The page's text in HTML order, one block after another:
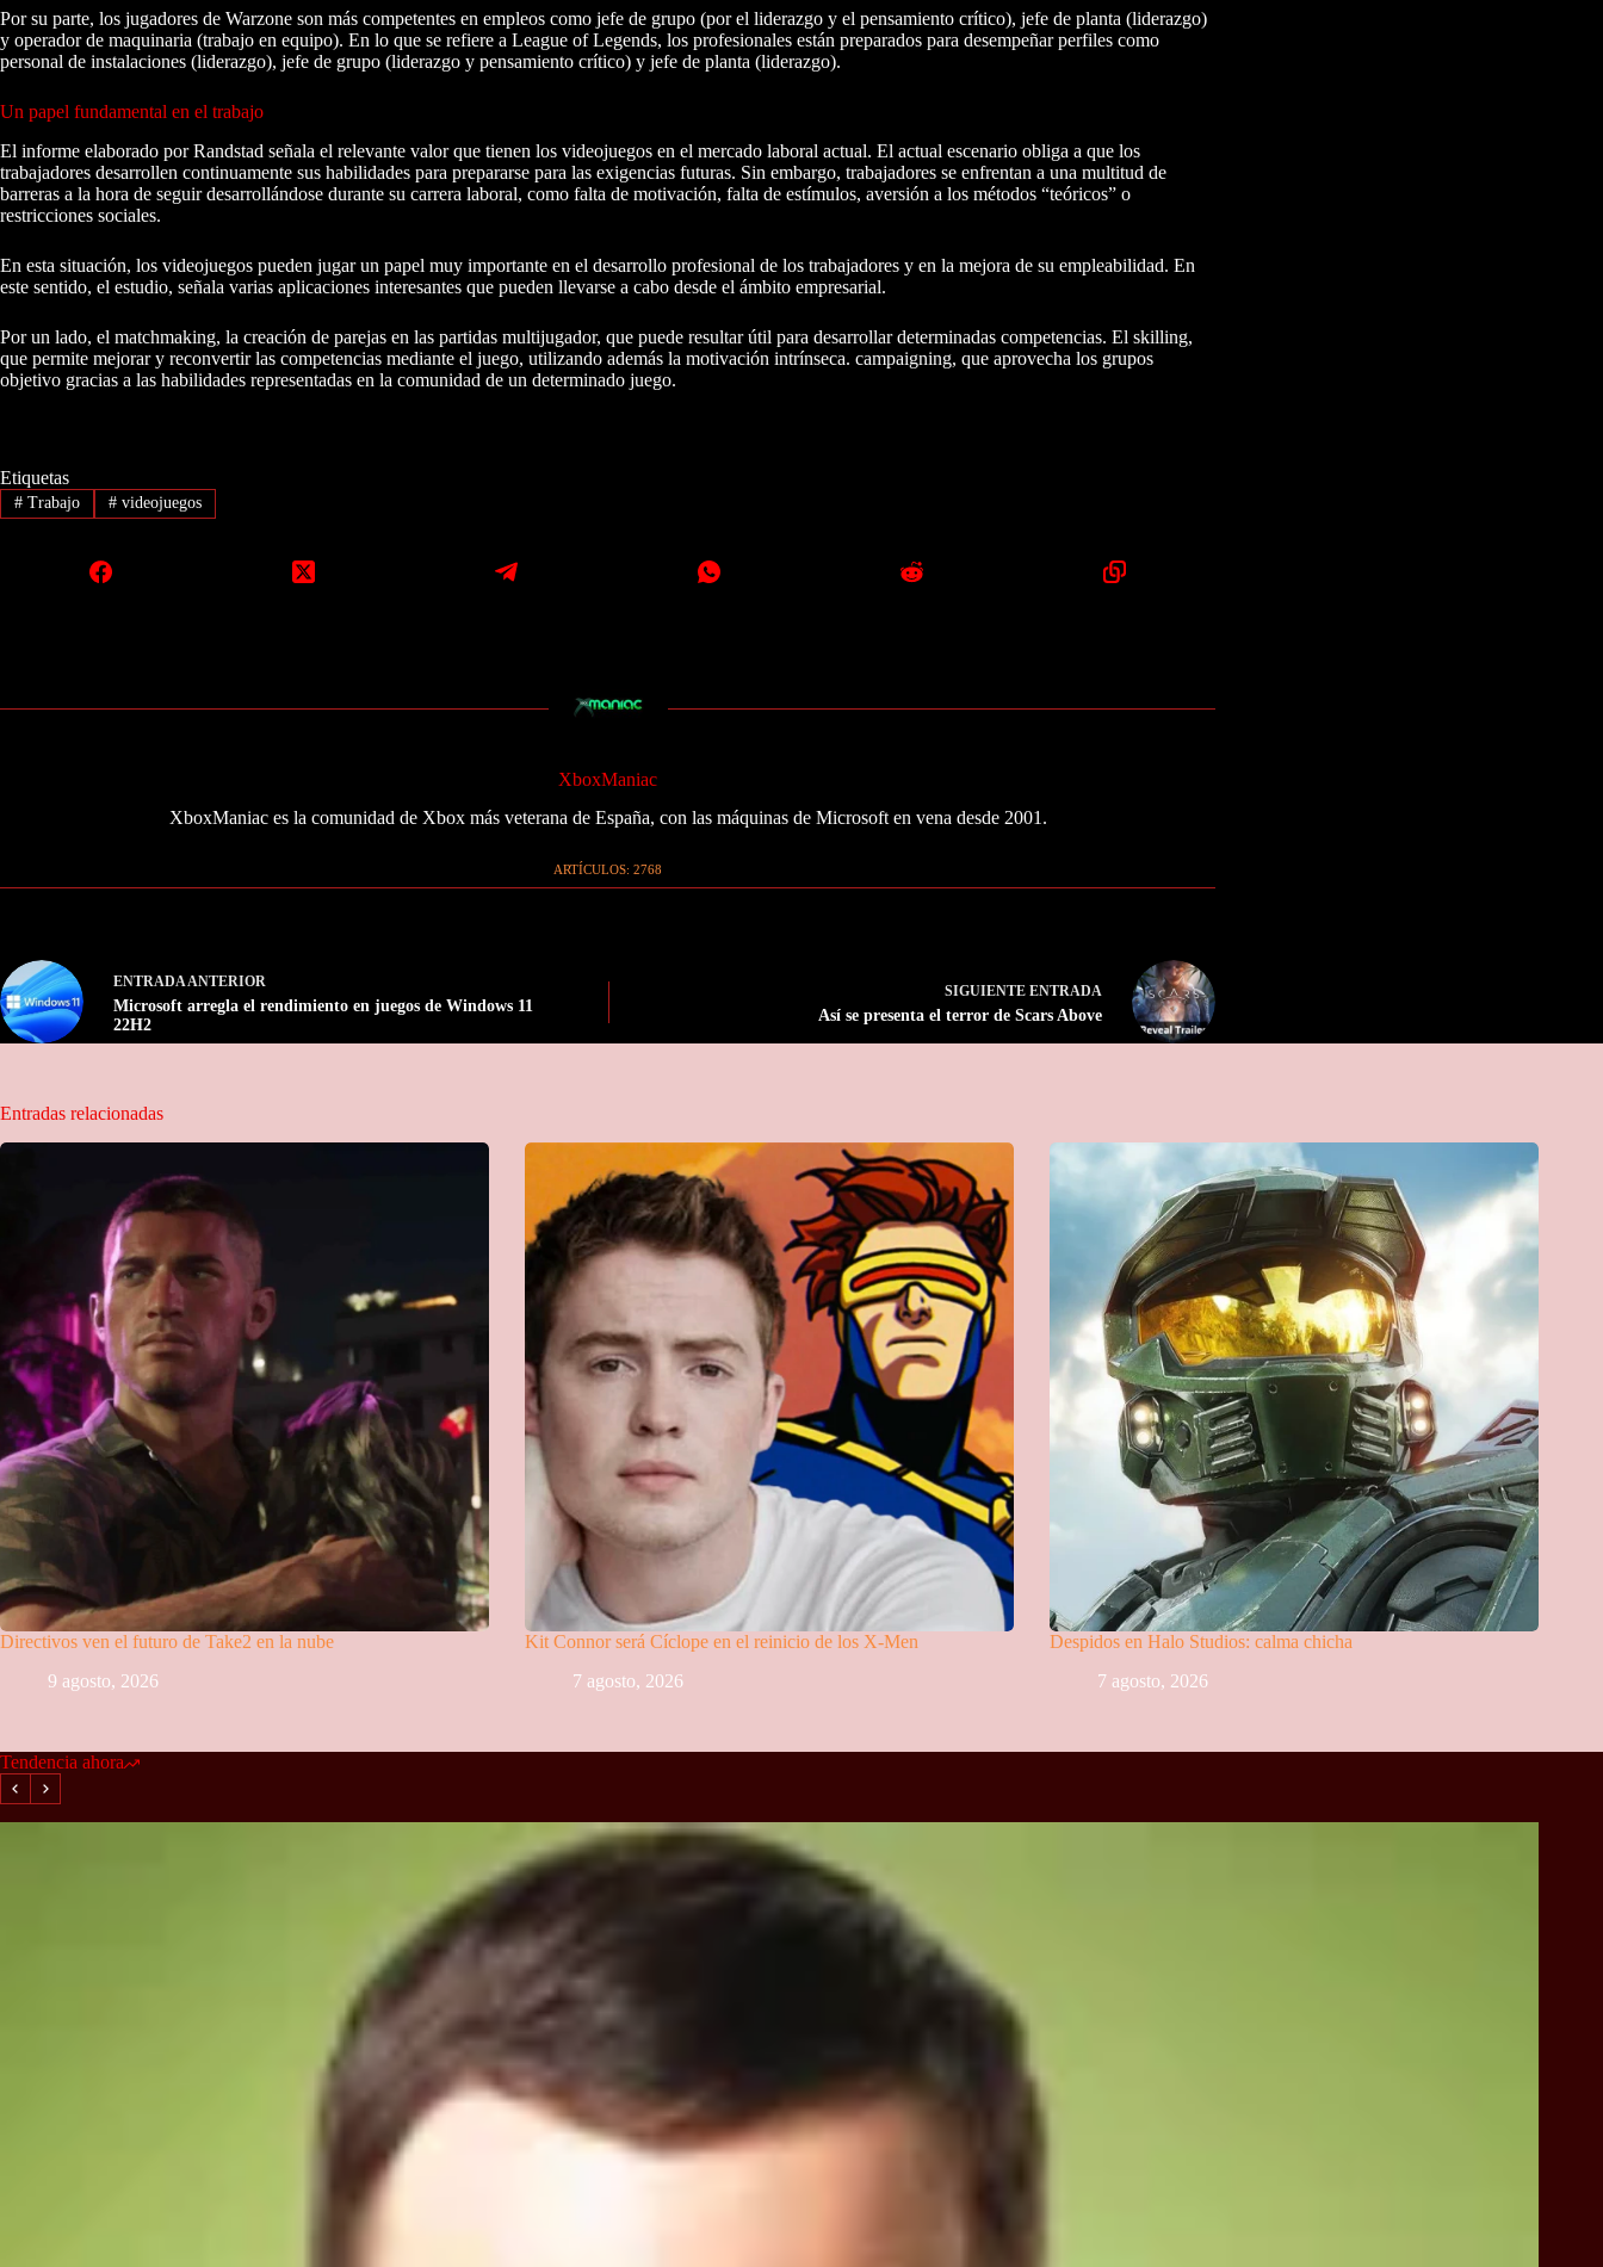
Por su parte, los jugadores de Warzone son más competentes en empleos como jefe de grupo (por el liderazgo y el pensamiento crítico), jefe de planta (liderazgo)
y operador de maquinaria (trabajo en equipo). En lo que se refiere a League of Legends, los profesionales están preparados para desempeñar perfiles como
personal de instalaciones (liderazgo), jefe de grupo (liderazgo y pensamiento crítico) y jefe de planta (liderazgo).
Un papel fundamental en el trabajo
El informe elaborado por Randstad señala el relevante valor que tienen los videojuegos en el mercado laboral actual. El actual escenario obliga a que los
trabajadores desarrollen continuamente sus habilidades para prepararse para las exigencias futuras. Sin embargo, trabajadores se enfrentan a una multitud de
barreras a la hora de seguir desarrollándose durante su carrera laboral, como falta de motivación, falta de estímulos, aversión a los métodos “teóricos” o
restricciones sociales.
En esta situación, los videojuegos pueden jugar un papel muy importante en el desarrollo profesional de los trabajadores y en la mejora de su empleabilidad. En
este sentido, el estudio, señala varias aplicaciones interesantes que pueden llevarse a cabo desde el ámbito empresarial.
Por un lado, el matchmaking, la creación de parejas en las partidas multijugador, que puede resultar útil para desarrollar determinadas competencias. El skilling,
que permite mejorar y reconvertir las competencias mediante el juego, utilizando además la motivación intrínseca. campaigning, que aprovecha los grupos
objetivo gracias a las habilidades representadas en la comunidad de un determinado juego.
Etiquetas
#Trabajo #videojuegos
XboxManiac
XboxManiac es la comunidad de Xbox más veterana de España, con las máquinas de Microsoft en vena desde 2001.
ARTÍCULOS: 2768
ENTRADAANTERIOR
Microsoft arregla el rendimiento en juegos de Windows 11
22H2
SIGUIENTEENTRADA
Así se presenta el terror de Scars Above
Entradas relacionadas
Directivos ven el futuro de Take2 en la nube
9 agosto, 2026
Kit Connor será Cíclope en el reinicio de los X-Men
7 agosto, 2026
Despidos en Halo Studios: calma chicha
7 agosto, 2026
Tendencia ahora